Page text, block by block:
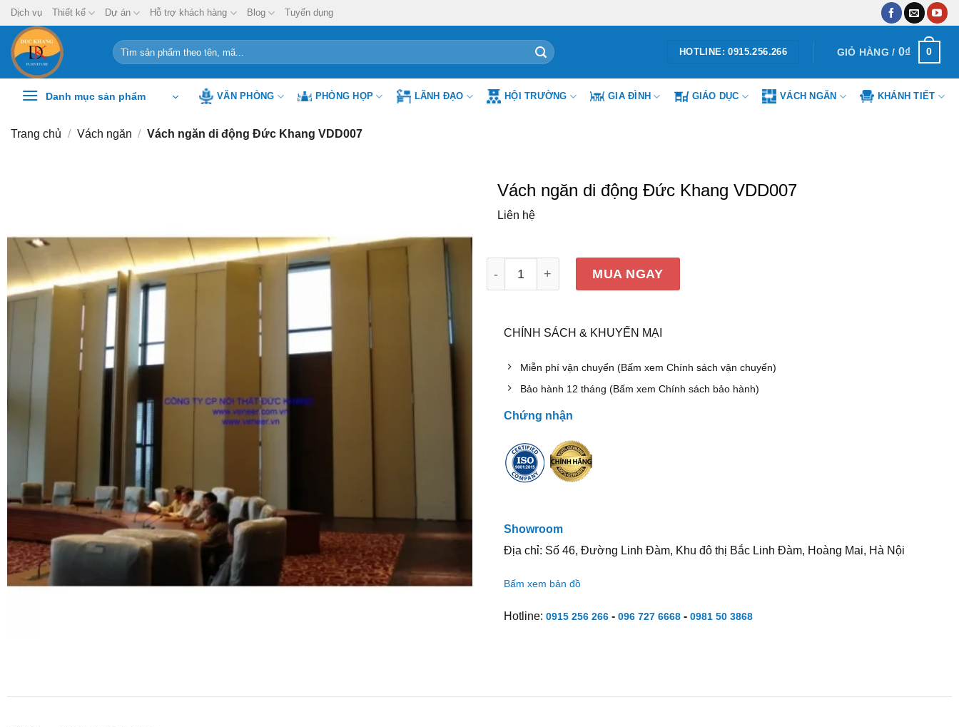
Chuyển
đến
nội
dung
Dịch vụ Thiết kế Dự án Hỗ trợ khách hàng Blog Tuyển dụng
Tìm
kiếm:
HOTLINE: 0915.256.266 GIỎ HÀNG / 0₫ 0
Danh mục sản phẩm VĂN PHÒNG PHÒNG HỌP LÃNH ĐẠO HỘI TRƯỜNG GIA ĐÌNH GIÁO DỤC VÁCH NGĂN KHÁNH TIẾT
Trang chủ / Vách ngăn / Vách ngăn di động Đức Khang VDD007
Vách ngăn di động Đức Khang VDD007
Liên hệ
MUA NGAY
CHÍNH SÁCH & KHUYẾN MẠI
Miễn phí vận chuyển (Bấm xem Chính sách vận chuyển)
Bảo hành 12 tháng (Bấm xem Chính sách bảo hành)
Chứng nhận
Showroom
Địa chỉ: Số 46, Đường Linh Đàm, Khu đô thị Bắc Linh Đàm, Hoàng Mai, Hà Nội
Bấm xem bản đồ
Hotline: 0915 256 266- 096 727 6668- 0981 50 3868